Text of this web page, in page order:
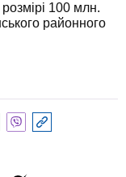
100 млн.
районного